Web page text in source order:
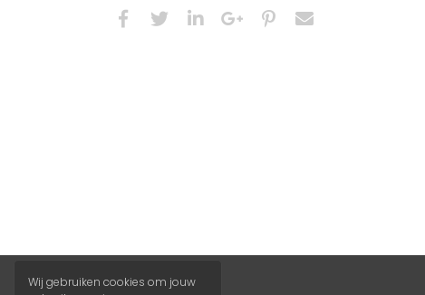
Wij gebruiken cookies om jouw